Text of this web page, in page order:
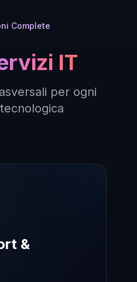
Complete
IT
per ogni
&